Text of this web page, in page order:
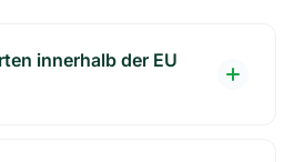
innerhalb der EU